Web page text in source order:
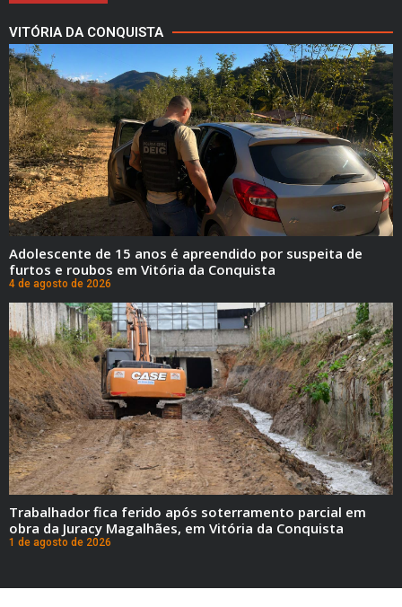
VITÓRIA DA CONQUISTA
Adolescente de 15 anos é apreendido por suspeita de
furtos e roubos em Vitória da Conquista
4 de agosto de 2026
Trabalhador fica ferido após soterramento parcial em
obra da Juracy Magalhães, em Vitória da Conquista
1 de agosto de 2026